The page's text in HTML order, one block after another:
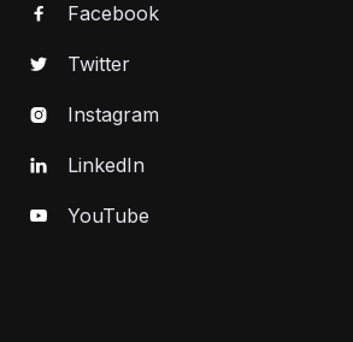
 Facebook
 Twitter
 Instagram
 LinkedIn
 YouTube